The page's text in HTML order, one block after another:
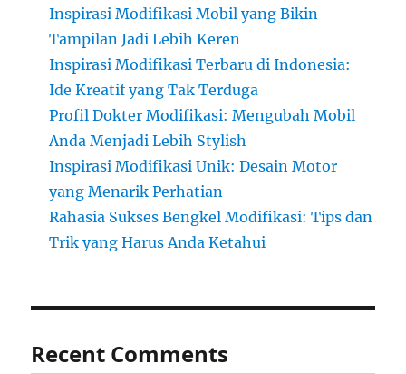
Inspirasi Modifikasi Mobil yang Bikin
Tampilan Jadi Lebih Keren
Inspirasi Modifikasi Terbaru di Indonesia:
Ide Kreatif yang Tak Terduga
Profil Dokter Modifikasi: Mengubah Mobil
Anda Menjadi Lebih Stylish
Inspirasi Modifikasi Unik: Desain Motor
yang Menarik Perhatian
Rahasia Sukses Bengkel Modifikasi: Tips dan
Trik yang Harus Anda Ketahui
Recent Comments